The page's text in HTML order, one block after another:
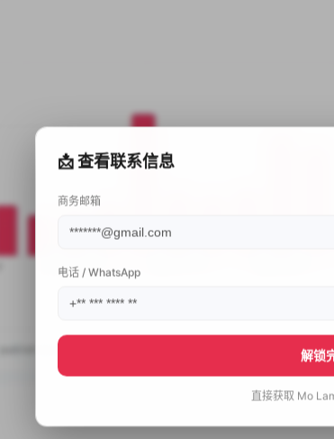
📩 查看联系信息
商务邮箱
电话 / WhatsApp
解锁
直接获取 Mo